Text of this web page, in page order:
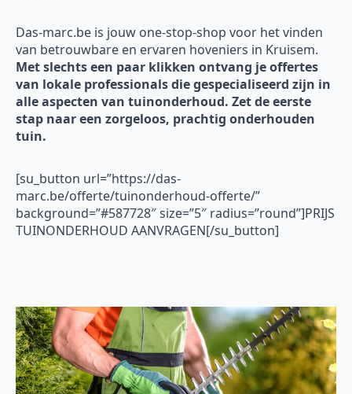
Das-marc.be is jouw one-stop-shop voor het vinden
van betrouwbare en ervaren hoveniers in Kruisem.
Met slechts een paar klikken ontvang je offertes
van lokale professionals die gespecialiseerd zijn in
alle aspecten van tuinonderhoud. Zet de eerste
stap naar een zorgeloos, prachtig onderhouden
tuin.
[su_button url=”https://das-
marc.be/offerte/tuinonderhoud-offerte/”
background=”#587728″ size=”5″ radius=”round”]PRIJS
TUINONDERHOUD AANVRAGEN[/su_button]